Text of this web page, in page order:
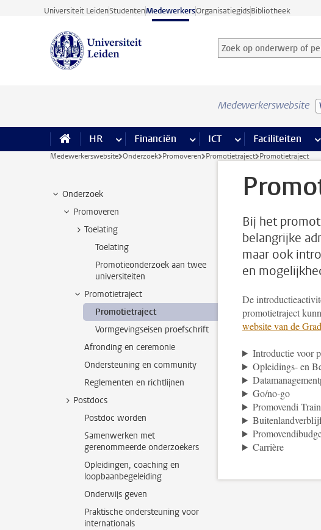
Ga direct naar de inhoud
Universiteit LeidenStudentenMedewerkersOrganisatiegidsBibliotheek
Zoek op onderwerp of
Zoekterm
Medewerkerswebsite
HR meer HR pagina’s
Financiën meer Financiën pagina’s
ICT meer ICT pagina’s
Faciliteiten
Medewerkerswebsite Onderzoek Promoveren Promotietraject Promotietraject
Onderzoek
Promoveren
Toelating
Toelating
Promotieonderzoek aan twee
universiteiten
Promotietraject
Promotietraject
Vormgevingseisen proefschrift
Afronding en ceremonie
Ondersteuning en community
Reglementen en richtlijnen
Postdocs
Postdoc worden
Samenwerken met
gerenommeerde onderzoekers
Opleidingen, coaching en
loopbaanbegeleiding
Onderwijs geven
Praktische ondersteuning voor
internationals
Bij het
belangrijke
maar ook
en
De
promotietraject
website van de
Introductie voor
Opleidings- en
Go/no-go
Promovendi
Carrière